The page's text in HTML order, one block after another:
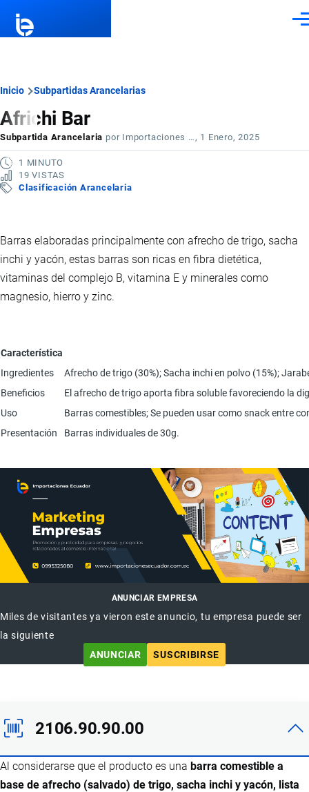
Ruta
de
navegación
Inicio Subpartidas Arancelarias
Africhi Bar
Subpartida Arancelaria por Importaciones …, 1 Enero, 2025
1 MINUTO
19 VISTAS
Clasificación Arancelaria
Barras elaboradas principalmente con afrecho de trigo, sacha
inchi y yacón, estas barras son ricas en fibra dietética,
vitaminas del complejo B, vitamina E y minerales como
magnesio, hierro y zinc.
Característica
Ingredientes
Afrecho de trigo (30%); Sacha inchi en polvo (15%);
Beneficios
El afrecho de trigo aporta fibra soluble favoreciendo la
Uso
Barras comestibles; Se pueden usar como snack entre
Presentación
Barras individuales de 30g.
ANUNCIAR EMPRESA
Miles de visitantes ya vieron este anuncio, tu empresa puede ser
la siguiente
ANUNCIAR
SUSCRIBIRSE
2106.90.90.00
Al considerarse que el producto es una barra comestible a
base de afrecho (salvado) de trigo, sacha inchi y yacón, lista